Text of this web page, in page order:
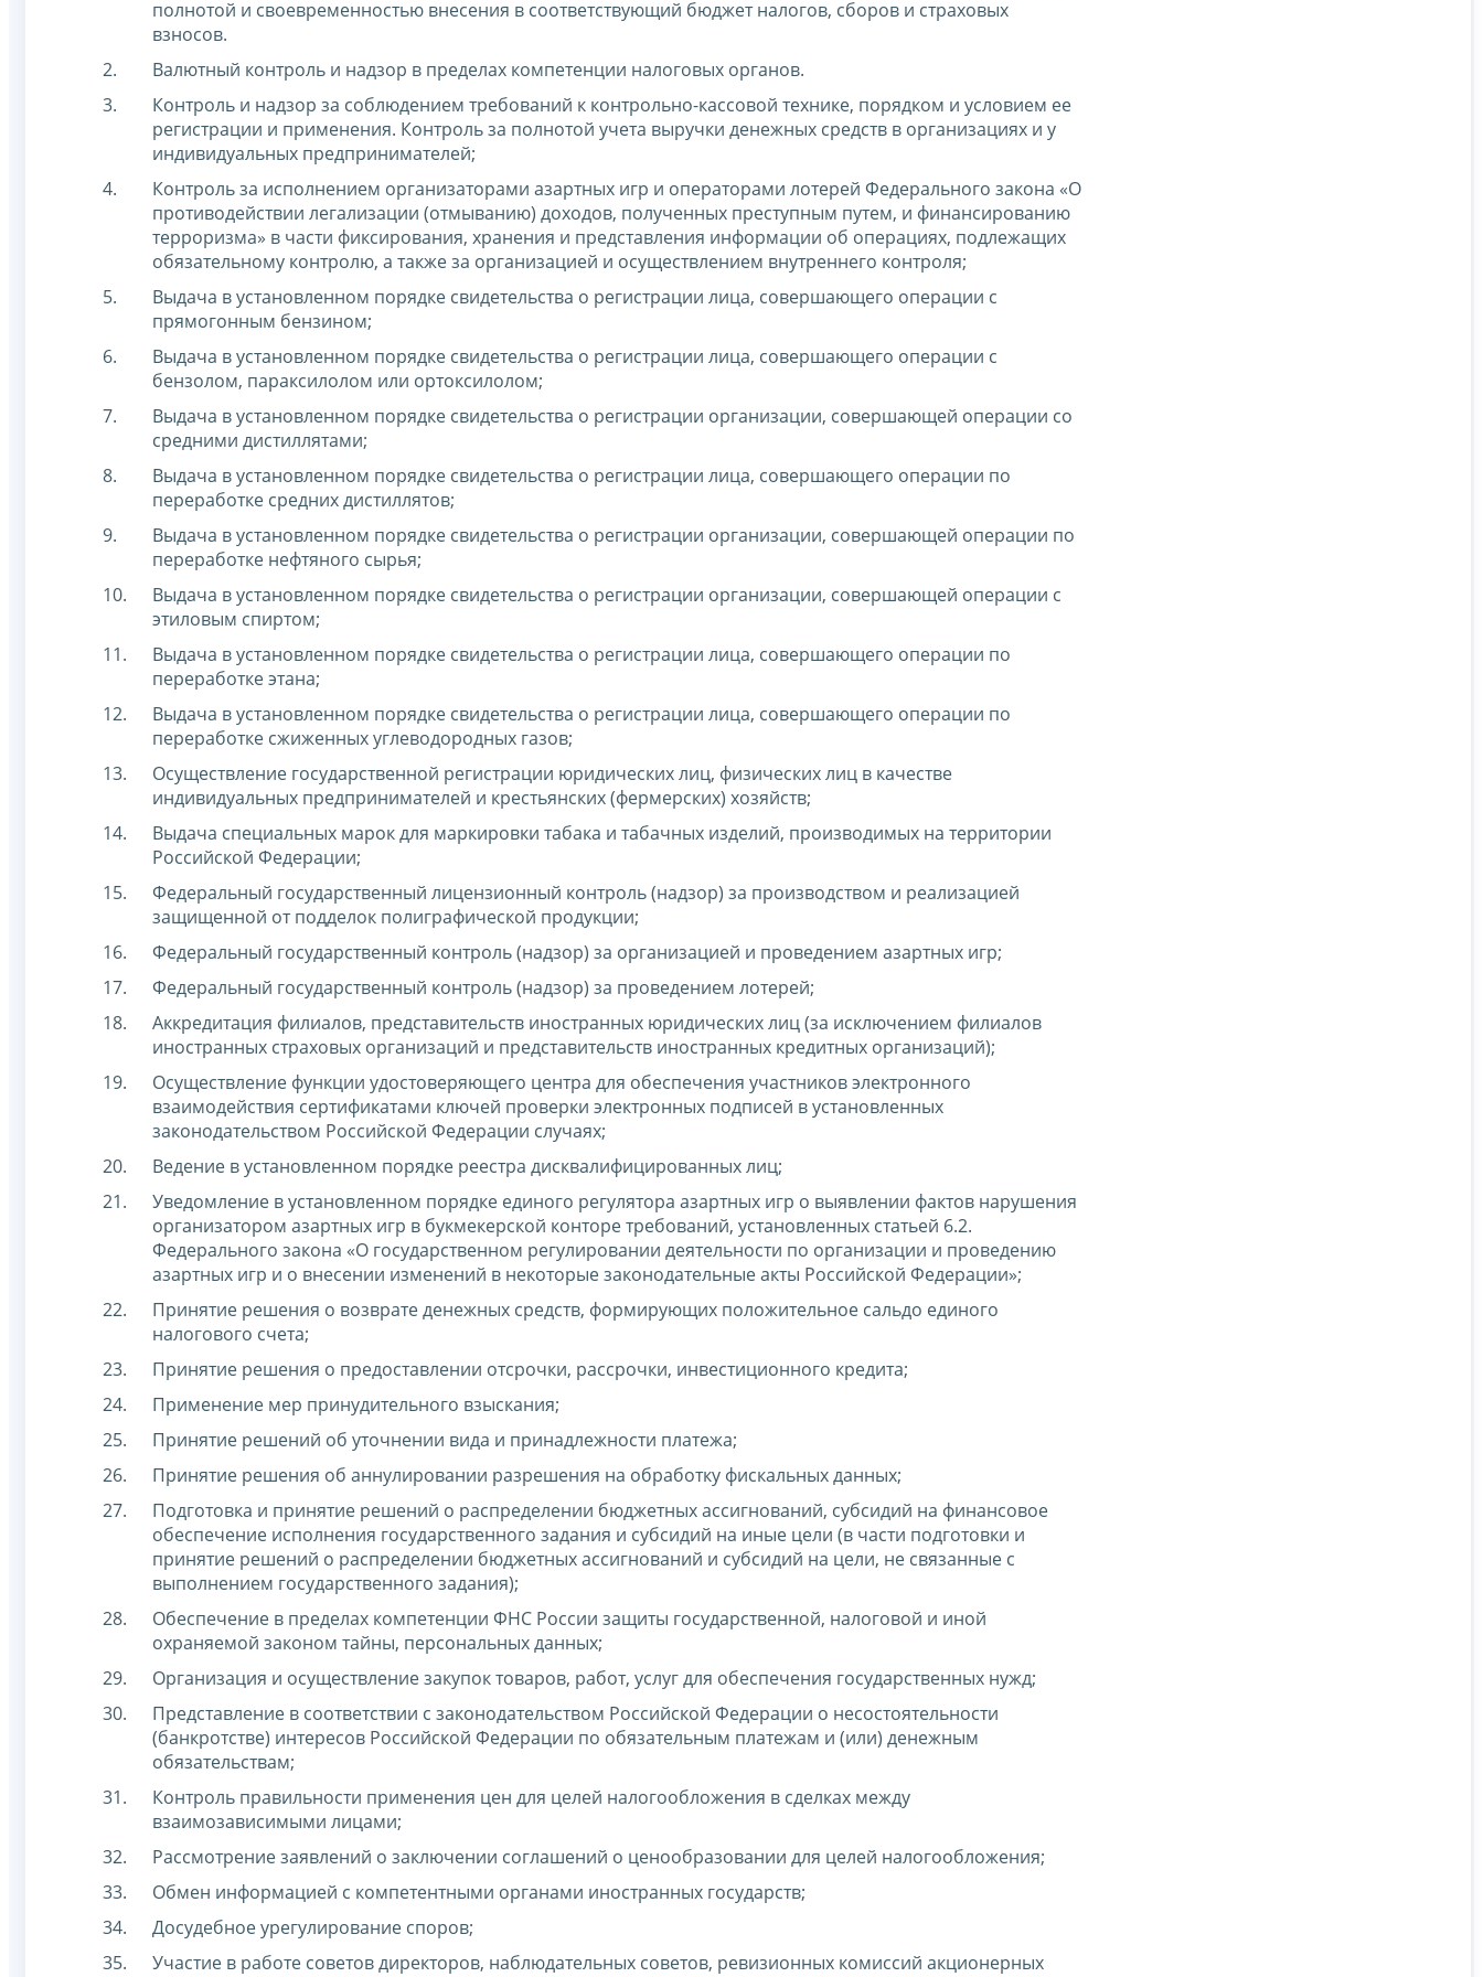
полнотой и своевременностью внесения в соответствующий бюджет налогов, сборов и страховых
взносов.
Валютный контроль и надзор в пределах компетенции налоговых органов.
Контроль и надзор за соблюдением требований к контрольно-кассовой технике, порядком и условием ее
регистрации и применения. Контроль за полнотой учета выручки денежных средств в организациях и у
индивидуальных предпринимателей;
Контроль за исполнением организаторами азартных игр и операторами лотерей Федерального закона «О
противодействии легализации (отмыванию) доходов, полученных преступным путем, и финансированию
терроризма» в части фиксирования, хранения и представления информации об операциях, подлежащих
обязательному контролю, а также за организацией и осуществлением внутреннего контроля;
Выдача в установленном порядке свидетельства о регистрации лица, совершающего операции с
прямогонным бензином;
Выдача в установленном порядке свидетельства о регистрации лица, совершающего операции с
бензолом, параксилолом или ортоксилолом;
Выдача в установленном порядке свидетельства о регистрации организации, совершающей операции со
средними дистиллятами;
Выдача в установленном порядке свидетельства о регистрации лица, совершающего операции по
переработке средних дистиллятов;
Выдача в установленном порядке свидетельства о регистрации организации, совершающей операции по
переработке нефтяного сырья;
Выдача в установленном порядке свидетельства о регистрации организации, совершающей операции с
этиловым спиртом;
Выдача в установленном порядке свидетельства о регистрации лица, совершающего операции по
переработке этана;
Выдача в установленном порядке свидетельства о регистрации лица, совершающего операции по
переработке сжиженных углеводородных газов;
Осуществление государственной регистрации юридических лиц, физических лиц в качестве
индивидуальных предпринимателей и крестьянских (фермерских) хозяйств;
Выдача специальных марок для маркировки табака и табачных изделий, производимых на территории
Российской Федерации;
Федеральный государственный лицензионный контроль (надзор) за производством и реализацией
защищенной от подделок полиграфической продукции;
Федеральный государственный контроль (надзор) за организацией и проведением азартных игр;
Федеральный государственный контроль (надзор) за проведением лотерей;
Аккредитация филиалов, представительств иностранных юридических лиц (за исключением филиалов
иностранных страховых организаций и представительств иностранных кредитных организаций);
Осуществление функции удостоверяющего центра для обеспечения участников электронного
взаимодействия сертификатами ключей проверки электронных подписей в установленных
законодательством Российской Федерации случаях;
Ведение в установленном порядке реестра дисквалифицированных лиц;
Уведомление в установленном порядке единого регулятора азартных игр о выявлении фактов нарушения
организатором азартных игр в букмекерской конторе требований, установленных статьей 6.2.
Федерального закона «О государственном регулировании деятельности по организации и проведению
азартных игр и о внесении изменений в некоторые законодательные акты Российской Федерации»;
Принятие решения о возврате денежных средств, формирующих положительное сальдо единого
налогового счета;
Принятие решения о предоставлении отсрочки, рассрочки, инвестиционного кредита;
Применение мер принудительного взыскания;
Принятие решений об уточнении вида и принадлежности платежа;
Принятие решения об аннулировании разрешения на обработку фискальных данных;
Подготовка и принятие решений о распределении бюджетных ассигнований, субсидий на финансовое
обеспечение исполнения государственного задания и субсидий на иные цели (в части подготовки и
принятие решений о распределении бюджетных ассигнований и субсидий на цели, не связанные с
выполнением государственного задания);
Обеспечение в пределах компетенции ФНС России защиты государственной, налоговой и иной
охраняемой законом тайны, персональных данных;
Организация и осуществление закупок товаров, работ, услуг для обеспечения государственных нужд;
Представление в соответствии с законодательством Российской Федерации о несостоятельности
(банкротстве) интересов Российской Федерации по обязательным платежам и (или) денежным
обязательствам;
Контроль правильности применения цен для целей налогообложения в сделках между
взаимозависимыми лицами;
Рассмотрение заявлений о заключении соглашений о ценообразовании для целей налогообложения;
Обмен информацией с компетентными органами иностранных государств;
Досудебное урегулирование споров;
Участие в работе советов директоров, наблюдательных советов, ревизионных комиссий акционерных